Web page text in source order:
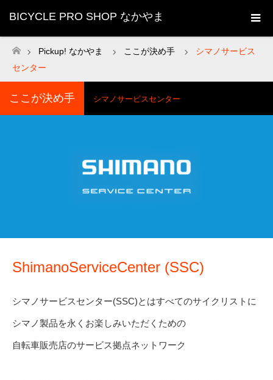
BICYCLE PRO SHOP なかやま
ホーム
Pickup! なかやま ここが決め手
シマノサービス
センター
ここが決め手 シマノサービスセンター
ShimanoServiceCenter (SSC)
シマノサービスセンター(SSC)とはすべてのサイクリストに
シマノ製品を永くお楽しみいただくための
自転車販売店のサービス拠点ネットワーク